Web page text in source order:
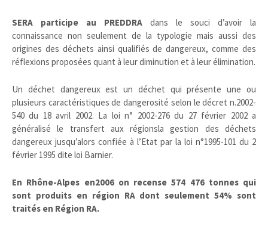
SERA participe au PREDDRA dans le souci d’avoir la
connaissance non seulement de la typologie mais aussi des
origines des déchets ainsi qualifiés de dangereux, comme des
réflexions proposées quant à leur diminution et à leur élimination.
Un déchet dangereux est un déchet qui présente une ou
plusieurs caractéristiques de dangerosité selon le décret n.2002-
540 du 18 avril 2002. La loi n° 2002-276 du 27 février 2002 a
généralisé le transfert aux régionsla gestion des déchets
dangereux jusqu’alors confiée à l’Etat par la loi n°1995-101 du 2
février 1995 dite loi Barnier.
En Rhône-Alpes en2006 on recense 574 476 tonnes qui
sont produits en région RA dont seulement 54% sont
traités en Région RA.